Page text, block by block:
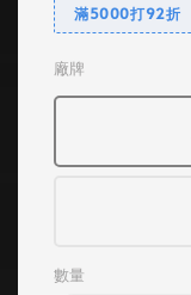
滿5000打92折
廠牌
數量